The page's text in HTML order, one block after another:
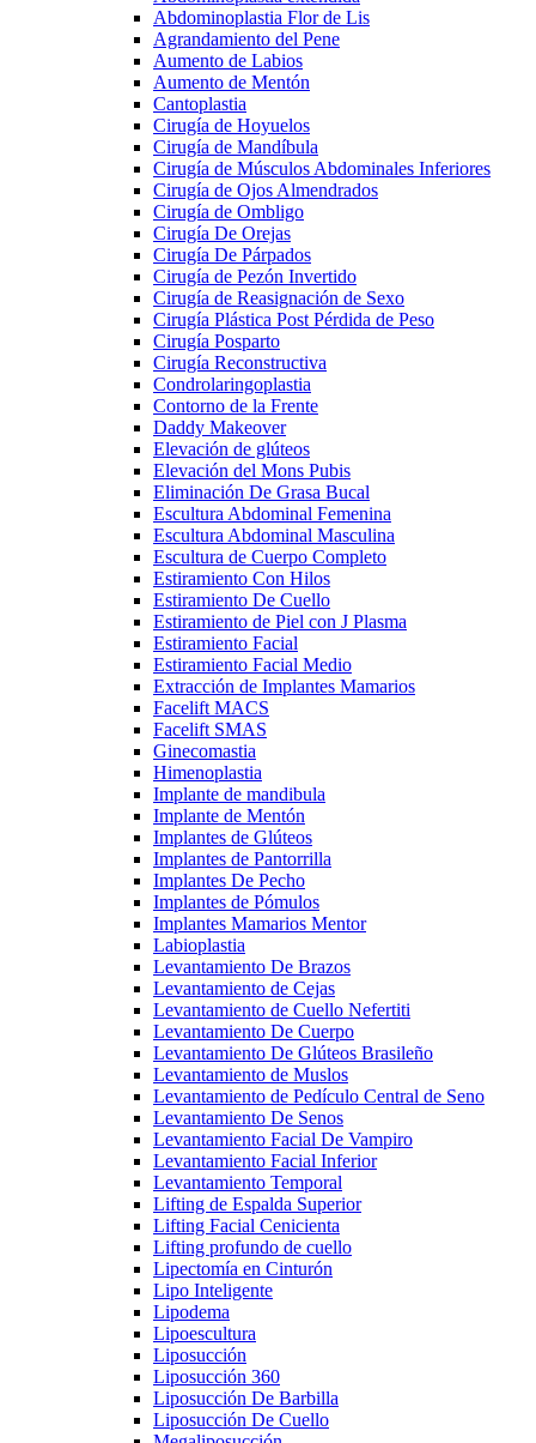
Abdominoplastia Flor de Lis
Agrandamiento del Pene
Aumento de Labios
Aumento de Mentón
Cantoplastia
Cirugía de Hoyuelos
Cirugía de Mandíbula
Cirugía de Músculos Abdominales Inferiores
Cirugía de Ojos Almendrados
Cirugía de Ombligo
Cirugía De Orejas
Cirugía De Párpados
Cirugía de Pezón Invertido
Cirugía de Reasignación de Sexo
Cirugía Plástica Post Pérdida de Peso
Cirugía Posparto
Cirugía Reconstructiva
Condrolaringoplastia
Contorno de la Frente
Daddy Makeover
Elevación de glúteos
Elevación del Mons Pubis
Eliminación De Grasa Bucal
Escultura Abdominal Femenina
Escultura Abdominal Masculina
Escultura de Cuerpo Completo
Estiramiento Con Hilos
Estiramiento De Cuello
Estiramiento de Piel con J Plasma
Estiramiento Facial
Estiramiento Facial Medio
Extracción de Implantes Mamarios
Facelift MACS
Facelift SMAS
Ginecomastia
Himenoplastia
Implante de mandibula
Implante de Mentón
Implantes de Glúteos
Implantes de Pantorrilla
Implantes De Pecho
Implantes de Pómulos
Implantes Mamarios Mentor
Labioplastia
Levantamiento De Brazos
Levantamiento de Cejas
Levantamiento de Cuello Nefertiti
Levantamiento De Cuerpo
Levantamiento De Glúteos Brasileño
Levantamiento de Muslos
Levantamiento de Pedículo Central de Seno
Levantamiento De Senos
Levantamiento Facial De Vampiro
Levantamiento Facial Inferior
Levantamiento Temporal
Lifting de Espalda Superior
Lifting Facial Cenicienta
Lifting profundo de cuello
Lipectomía en Cinturón
Lipo Inteligente
Lipodema
Lipoescultura
Liposucción
Liposucción 360
Liposucción De Barbilla
Liposucción De Cuello